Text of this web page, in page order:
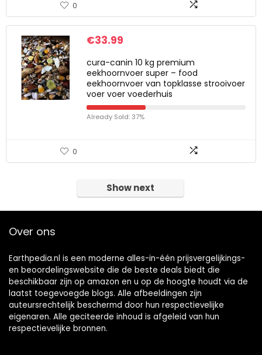
0
€33.99
cura-canin 10 kg premium
eekhoornvoer super – food
eekhoornvoer van topklasse strooivoer
voer voer voederhuis
Already Sold: 37%
0
Show next
Over ons
Earthpedia.nl is een moderne alles-in-één prijsvergelijkings-
en beoordelingswebsite die de beste deals biedt die
beschikbaar zijn op amazon en u op de hoogte houdt via de
laatst toegevoegde blogs. Alle afbeeldingen zijn
auteursrechtelijk beschermd door hun respectievelijke
eigenaren. Alle geciteerde inhoud is afgeleid van hun
respectievelijke bronnen.